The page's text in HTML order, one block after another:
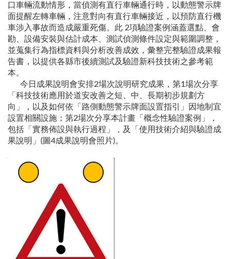
口車輛流動情形，當偵測有直行車輛通行時，以動態警示牌
面提醒左轉車輛，注意對向有直行車輛接近，以預防直行機
車涉入事故而造成嚴重死傷。此 2項驗證案例涵蓋選點、會
勘、設備安裝與估計成本、測試偵測條件設定與範圍調整，
並蒐集行為指標資料與分析改善成效，彙整完整驗證成果報
告書，以提供各縣市後續測試及驗證新科技技術之參考範
本。
今日成果說明會安排2場次說明研究成果，第1場次分享
「科技技術應用於道安改善之短、中、長期初步規劃方
向」，以及如何依「路側動態警示牌面設置指引」因地制宜
設置相關設施；第2場次分享本計畫「概念性驗證案例」，
包括「實務佈設與執行過程」，及「使用技術介紹與驗證成
果說明」(圖4成果說明會照片)。